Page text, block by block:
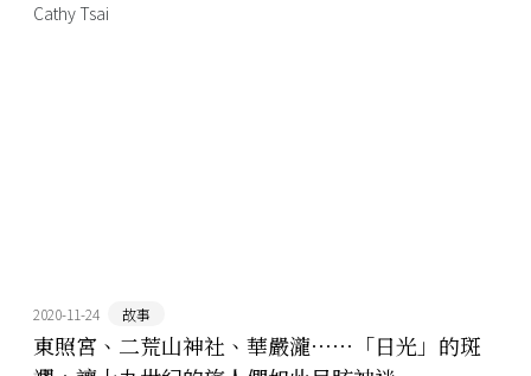
Cathy Tsai
2020-11-24 故事
東照宮、二荒山神社、華嚴瀧⋯⋯「日光」的斑